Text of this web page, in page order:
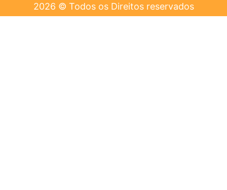
2026 © Todos os Direitos reservados